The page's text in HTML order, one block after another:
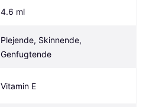
4.6 ml
Plejende, Skinnende,
Genfugtende
Vitamin E